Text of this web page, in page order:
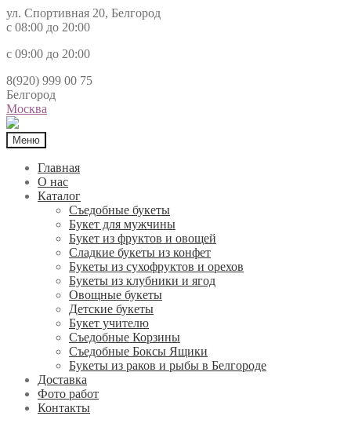
ул. Спортивная 20, Белгород
с 08:00 до 20:00
с 09:00 до 20:00
8(920) 999 00 75
Белгород
Москва
Меню
Главная
О нас
Каталог
Съедобные букеты
Букет для мужчины
Букет из фруктов и овощей
Сладкие букеты из конфет
Букеты из сухофруктов и орехов
Букеты из клубники и ягод
Овощные букеты
Детские букеты
Букет учителю
Съедобные Корзины
Съедобные Боксы Ящики
Букеты из раков и рыбы в Белгороде
Доставка
Фото работ
Контакты